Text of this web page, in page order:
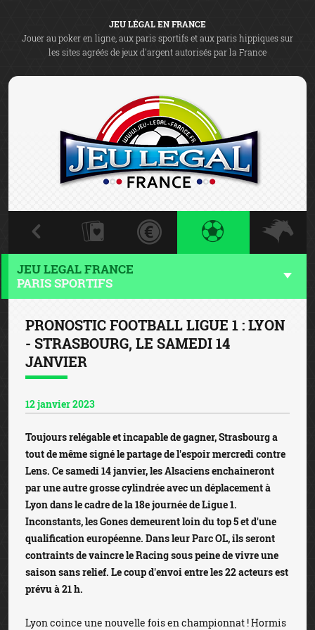
JEU LÉGAL EN FRANCE
Jouer au poker en ligne, aux paris sportifs et aux paris hippiques sur
les sites agréés de jeux d'argent autorisés par la France
JEU LEGAL FRANCE
PARIS SPORTIFS
PRONOSTIC FOOTBALL LIGUE 1 : LYON
- STRASBOURG, LE SAMEDI 14
JANVIER
12 janvier 2023
Toujours relégable et incapable de gagner, Strasbourg a
tout de même signé le partage de l'espoir mercredi contre
Lens. Ce samedi 14 janvier, les Alsaciens enchaineront
par une autre grosse cylindrée avec un déplacement à
Lyon dans le cadre de la 18e journée de Ligue 1.
Inconstants, les Gones demeurent loin du top 5 et d'une
qualification européenne. Dans leur Parc OL, ils seront
contraints de vaincre le Racing sous peine de vivre une
saison sans relief. Le coup d'envoi entre les 22 acteurs est
prévu à 21 h.
Lyon coince une nouvelle fois en championnat ! Hormis